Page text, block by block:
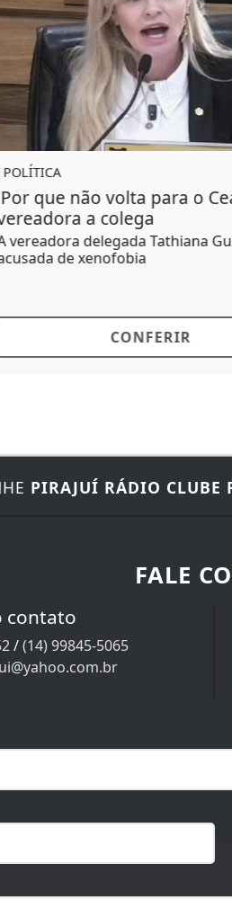
Polícia Civil prende
abastecer pontos
Porções de cocaína,
apreendidos pela Dise
PIRAJUÍ RÁDIO CLUBE
FALE
contato
/(14) 99845-5065